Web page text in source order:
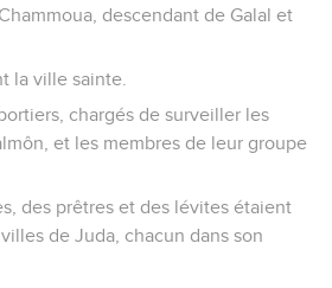
descendant de Galal et
la ville sainte.
chargés de surveiller les
et les membres de leur groupe
des prêtres et des lévites étaient
de Juda, chacun dans son